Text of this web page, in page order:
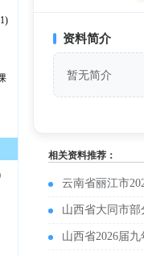
资料简介
暂无简介
相关资料推荐：
云南省丽江市
山西省大同市
山西省2026届